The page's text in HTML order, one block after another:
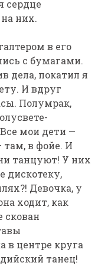
сердце
них.
в его
с бумагами.
дела, покатил я
И вдруг
Полумрак,
мои дети —
там, в фойе. И
танцуют! У них
дискотеку,
Девочка, у
ходит, как
скован
в центре круга
танец!